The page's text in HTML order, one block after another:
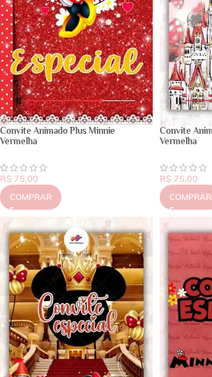
Convite Animado Plus Minnie
Vermelha
R$ 75,00
COMPRAR
Convite
Vermelha
R$ 75,00
COMPRAR